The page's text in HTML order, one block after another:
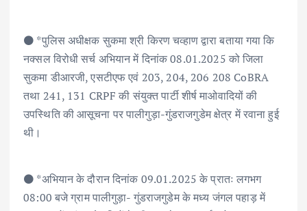
⚫️ *पुलिस अधीक्षक सुकमा श्री किरण चव्हाण द्वारा बताया गया कि
नक्सल विरोधी सर्च अभियान में दिनांक 08.01.2025 को जिला
सुकमा डीआरजी, एसटीएफ एवं 203, 204, 206 208 CoBRA
तथा 241, 131 CRPF की संयुक्त पार्टी शीर्ष माओवादियों की
उपस्थिति की आसूचना पर पालीगुड़ा-गुंडराजगुडेम क्षेत्र में रवाना हुई
थी।
⚫️ *अभियान के दौरान दिनांक 09.01.2025 के प्रातः लगभग
08:00 बजे ग्राम पालीगुड़ा- गुंडराजगुडेम के मध्य जंगल पहाड़ में